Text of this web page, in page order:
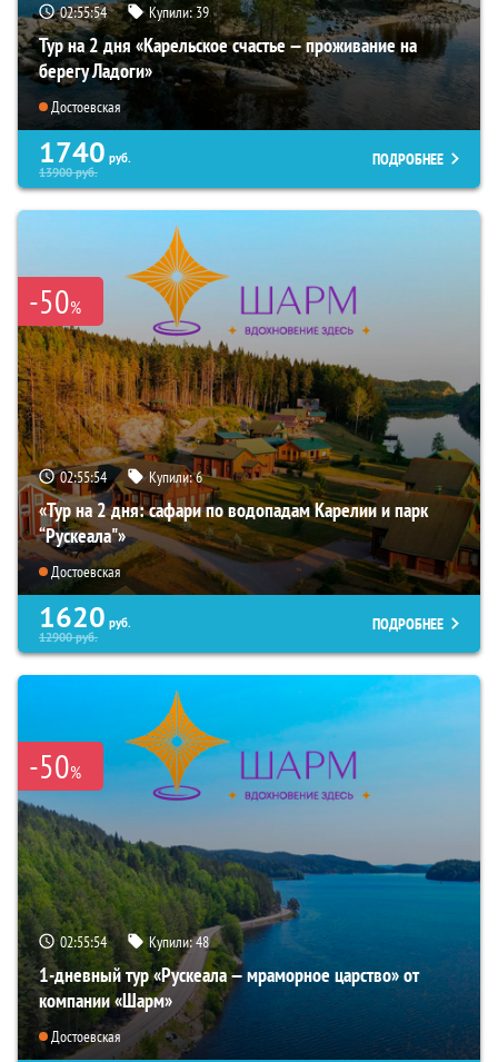
02:55:53 Купили:39
Тур на 2 дня «Карельское счастье — проживание на
берегу Ладоги»
Достоевская
1740 руб.
13900руб.
ПОДРОБНЕЕ
-50%
02:55:53 Купили:6
«Тур на 2 дня: сафари по водопадам Карелии и парк
“Рускеала"»
Достоевская
1620 руб.
12900руб.
ПОДРОБНЕЕ
-50%
02:55:53 Купили:48
1-дневный тур «Рускеала — мраморное царство» от
компании «Шарм»
Достоевская